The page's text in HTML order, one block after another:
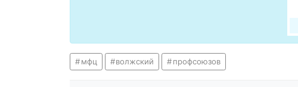
мфц волжский профсоюзов